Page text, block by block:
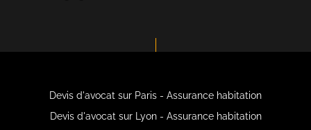
Devis d'avocat sur Paris - Assurance habitation
Devis d'avocat sur Lyon - Assurance habitation